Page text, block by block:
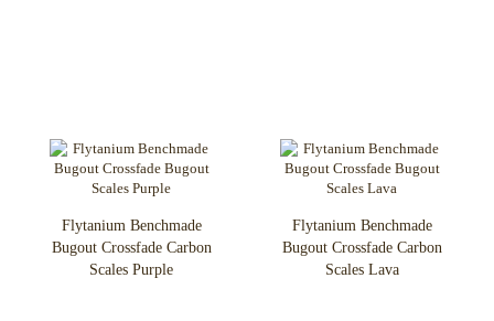
Flytanium Benchmade
Bugout Crossfade Carbon
Scales Purple
Flytanium Benchmade
Bugout Crossfade Carbon
Scales Lava